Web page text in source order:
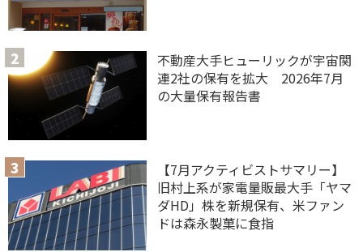
不動産大手ヒューリックが宇宙関
連2社の保有を拡大 2026年7月
の大量保有報告書
【7月アクティビストサマリー】
旧村上系が家電量販最大手「ヤマ
ダHD」株を新規保有、米ファン
ドは森永製菓に食指